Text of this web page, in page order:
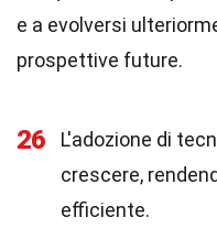
e a evolversi
prospettive future.
26
L'adozione di
crescere,
efficiente.